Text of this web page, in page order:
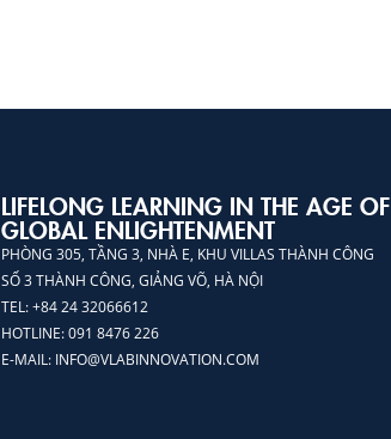
LIFELONG LEARNING IN THE AGE OF
GLOBAL ENLIGHTENMENT
PHÒNG 305, TẦNG 3, NHÀ E, KHU VILLAS THÀNH CÔNG
SỐ 3 THÀNH CÔNG, GIẢNG VÕ, HÀ NỘI
TEL: +84 24 32066612
HOTLINE: 091 8476 226
E-MAIL: INFO@VLABINNOVATION.COM